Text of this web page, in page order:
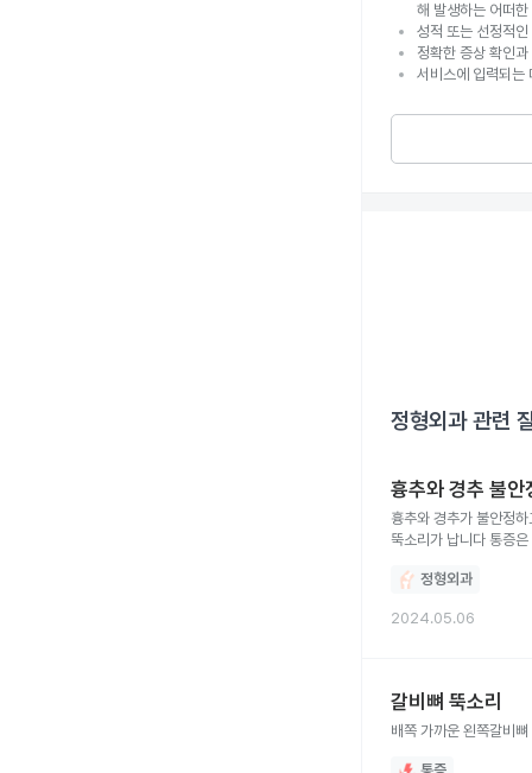
해 발생하는 어떠
성적 또는 선정적
정확한 증상 확인
서비스에 입력되
정형외과관련
흉추와 경추 불안
흉추와 경추가 불안정하고 움직일
뚝소리가 납니다 통증
정형외과
2024.05.06
갈비뼈 뚝소리
배쪽 가까운 왼쪽갈비